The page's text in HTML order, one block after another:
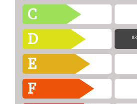
C
D
83
E
F